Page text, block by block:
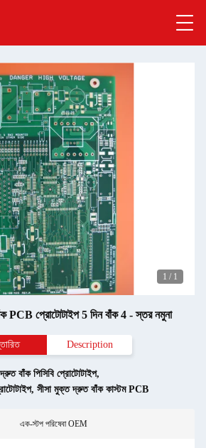
1 / 1
PCB প্রোটোটাইপ 5 দিন বাঁক 4 - স্তর নমুনা
Description
বাঁক পিসিবি প্রোটোটাইপ,
, সীসা মুক্ত দ্রুত বাঁক কাস্টম PCB
এক-স্টপ পরিষেবা OEM